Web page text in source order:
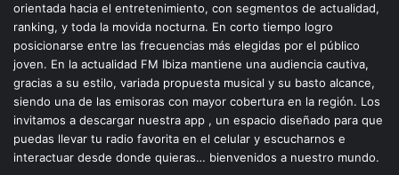
orientada hacia el entretenimiento, con segmentos de actualidad,
ranking, y toda la movida nocturna. En corto tiempo logro
posicionarse entre las frecuencias más elegidas por el público
joven. En la actualidad FM Ibiza mantiene una audiencia cautiva,
gracias a su estilo, variada propuesta musical y su basto alcance,
siendo una de las emisoras con mayor cobertura en la región. Los
invitamos a descargar nuestra app , un espacio diseñado para que
puedas llevar tu radio favorita en el celular y escucharnos e
interactuar desde donde quieras… bienvenidos a nuestro mundo.